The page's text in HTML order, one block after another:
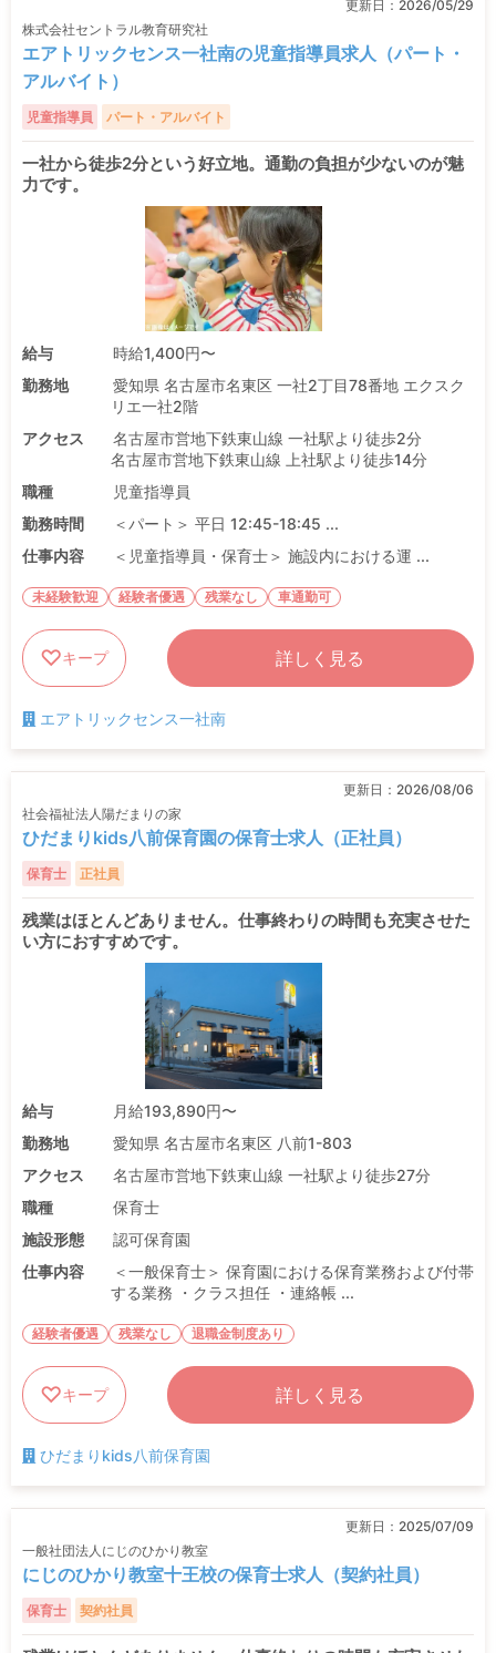
更新日： 2026/05/29
株式会社セントラル教育研究社
エアトリックセンス一社南の児童指導員求人（パート・
アルバイト）
児童指導員 パート・アルバイト
一社から徒歩2分という好立地。通勤の負担が少ないのが魅
力です。
給与
時給1,400円〜
勤務地
愛知県 名古屋市名東区 一社2丁目78番地 エクスク
リエ一社2階
アクセス
名古屋市営地下鉄東山線 一社駅より徒歩2分
名古屋市営地下鉄東山線 上社駅より徒歩14分
職種
児童指導員
勤務時間
＜パート＞ 平日 12:45-18:45 ...
仕事内容
＜児童指導員・保育士＞ 施設内における運 ...
未経験歓迎 経験者優遇 残業なし 車通勤可
キープ 詳しく見る
エアトリックセンス一社南
更新日： 2026/08/06
社会福祉法人陽だまりの家
ひだまりkids八前保育園の保育士求人（正社員）
保育士 正社員
残業はほとんどありません。仕事終わりの時間も充実させた
い方におすすめです。
給与
月給193,890円〜
勤務地
愛知県 名古屋市名東区 八前1-803
アクセス
名古屋市営地下鉄東山線 一社駅より徒歩27分
職種
保育士
施設形態
認可保育園
仕事内容
＜一般保育士＞ 保育園における保育業務および付帯
する業務 ・クラス担任 ・連絡帳 ...
経験者優遇 残業なし 退職金制度あり
キープ 詳しく見る
ひだまりkids八前保育園
更新日： 2025/07/09
一般社団法人にじのひかり教室
にじのひかり教室十王校の保育士求人（契約社員）
保育士 契約社員